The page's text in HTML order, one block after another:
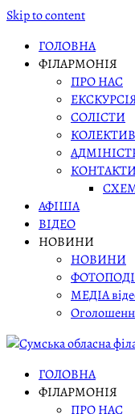
Skip to content
ГОЛОВНА
ФІЛАРМОНІЯ
ПРО НАС
СОЛІСТИ
КОНТАКТИ
АФІША
ВІДЕО
НОВИНИ
НОВИНИ
МЕДІА
ГОЛОВНА
ФІЛАРМОНІЯ
ПРО НАС